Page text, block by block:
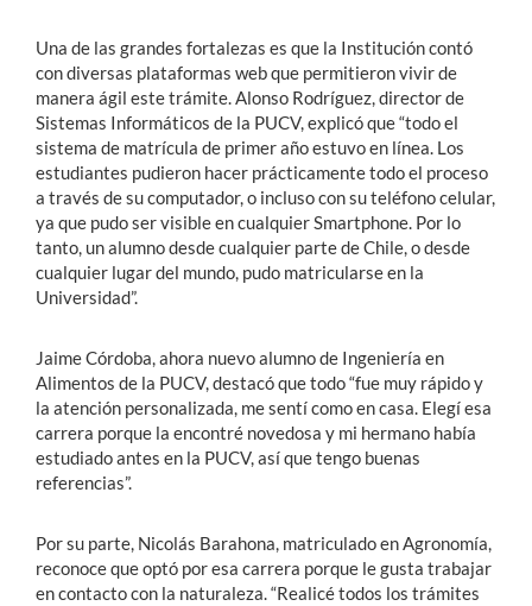
Una de las grandes fortalezas es que la Institución contó
con diversas plataformas web que permitieron vivir de
manera ágil este trámite. Alonso Rodríguez, director de
Sistemas Informáticos de la PUCV, explicó que “todo el
sistema de matrícula de primer año estuvo en línea. Los
estudiantes pudieron hacer prácticamente todo el proceso
a través de su computador, o incluso con su teléfono celular,
ya que pudo ser visible en cualquier Smartphone. Por lo
tanto, un alumno desde cualquier parte de Chile, o desde
cualquier lugar del mundo, pudo matricularse en la
Universidad”.
Jaime Córdoba, ahora nuevo alumno de Ingeniería en
Alimentos de la PUCV, destacó que todo “fue muy rápido y
la atención personalizada, me sentí como en casa. Elegí esa
carrera porque la encontré novedosa y mi hermano había
estudiado antes en la PUCV, así que tengo buenas
referencias”.
Por su parte, Nicolás Barahona, matriculado en Agronomía,
reconoce que optó por esa carrera porque le gusta trabajar
en contacto con la naturaleza. “Realicé todos los trámites